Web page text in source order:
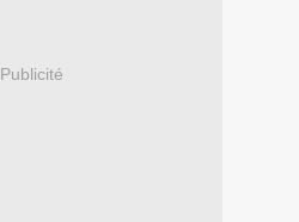
Publicité